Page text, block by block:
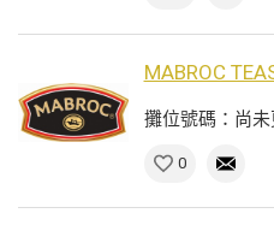
MABROC
攤位號碼：尚未
0